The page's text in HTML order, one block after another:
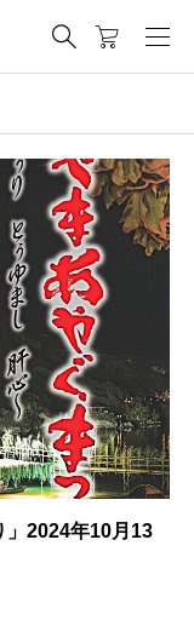
」2024年10月13